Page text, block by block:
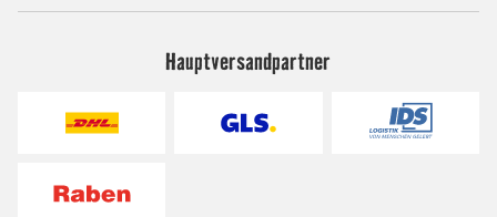
Hauptversandpartner